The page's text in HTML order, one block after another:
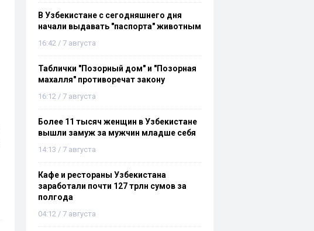
В Узбекистане с сегодняшнего дня
начали выдавать "паспорта" животным
16:42 / 7 августа
Таблички "Позорный дом" и "Позорная
махалля" противоречат закону
16:12 / 7 августа
Более 11 тысяч женщин в Узбекистане
вышли замуж за мужчин младше себя
14:13 / 7 августа
Кафе и рестораны Узбекистана
заработали почти 127 трлн сумов за
полгода
04:12 / 7 августа